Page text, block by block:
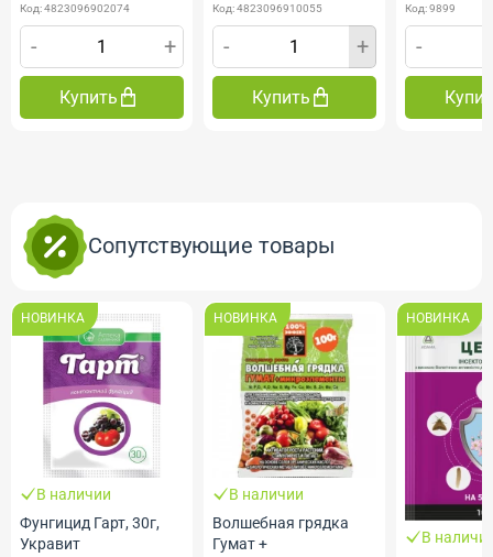
Код: 4823096902074
- +
Купить
Код: 4823096910055
- +
Купить
Код: 9899
-
Сопутствующие товары
НОВИНКА
В наличии
Фунгицид Гарт, 30г,
Укравит
НОВИНКА
В наличии
Волшебная грядка
Гумат +
НОВИНКА
В